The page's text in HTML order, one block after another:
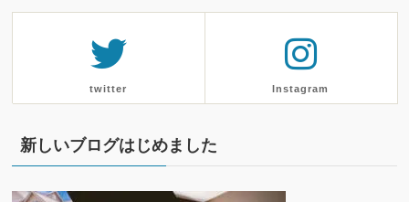
twitter Instagram
新しいブログはじめました